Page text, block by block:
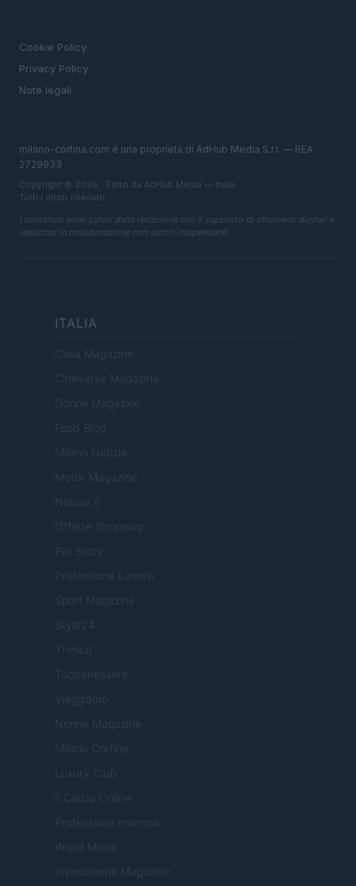
Cookie Policy
Privacy Policy
Note legali
milano-cortina.com è una proprietà di AdHub Media S.r.l. — REA
2729933
Copyright © 2026 · Edito da AdHub Media — Italia
Tutti i diritti riservati
I contenuti sono curati dalla redazione con il supporto di strumenti digitali e
realizzati in collaborazione con autori indipendenti.
ITALIA
Casa Magazine
Cineverse Magazine
Donne Magazine
Food Blog
Milano Notizie
Motor Magazine
Notizie.it
Offerte Shopping
Pet Story
Professione Lavoro
Sport Magazine
Style24
Think.it
Tuobenessere
Viaggiamo
Nonne Magazine
Milano Cortina
Luxury Club
Il Calcio Online
Professione mamma
World Music
Investimenti Magazine